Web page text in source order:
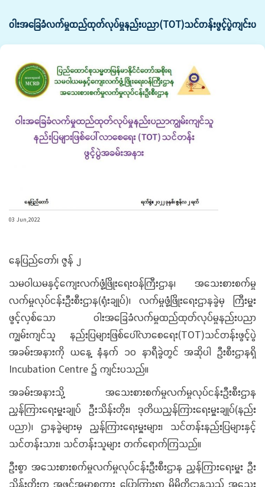
ဝါးအခြေခံလက်မှုထည်ထုတ်လုပ်မှုနည်းပညာ(TOT)သင်တန်းဖွင့်ပွဲကျင်းပ
03 Jun,2022
နေပြည်တော်၊ ဇွန် ၂
သမဝါယမနှင့်ကျေးလက်ဖွံ့ဖြိုးရေးဝန်ကြီးဌာန၊ အသေးစားစက်မှု
လက်မှုလုပ်ငန်းဦးစီးဌာန(ရုံးချုပ်)၊ လက်မှုဖွံ့ဖြိုးရေးဌာနခွဲမှ ကြီးမှူး
ဖွင့်လှစ်သော ဝါးအခြေခံလက်မှုထည်ထုတ်လုပ်မှုနည်းပညာ
ကျွမ်းကျင်သူ နည်းပြများဖြစ်ပေါ်လာစေရေး(TOT)သင်တန်းဖွင့်ပွဲ
အခမ်းအနားကို ယနေ့ နံနက် ၁၀ နာရီခွဲတွင် အဆိုပါ ဦးစီးဌာနရှိ
Incubation Centre ၌ ကျင်းပသည်။
အခမ်းအနားသို့ အသေးစားစက်မှုလက်မှုလုပ်ငန်းဦးစီးဌာန
ညွှန်ကြားရေးမှူးချုပ် ဦးသိန်းတိုး၊ ဒုတိယညွှန်ကြားရေးမှူးချုပ်(နည်း
ပညာ)၊ ဌာနခွဲများမှ ညွှန်ကြားရေးမှူးများ၊ သင်တန်းနည်းပြများနှင့်
သင်တန်းသား၊ သင်တန်းသူများ တက်ရောက်ကြသည်။
ဦးစွာ အသေးစားစက်မှုလက်မှုလုပ်ငန်းဦးစီးဌာန ညွှန်ကြားရေးမှူး ဦး
သိန်းတိုးက အဖွင့်အမှာစကား ပြောကြားရာ မိမိတို့ဌာနသည် အသေး